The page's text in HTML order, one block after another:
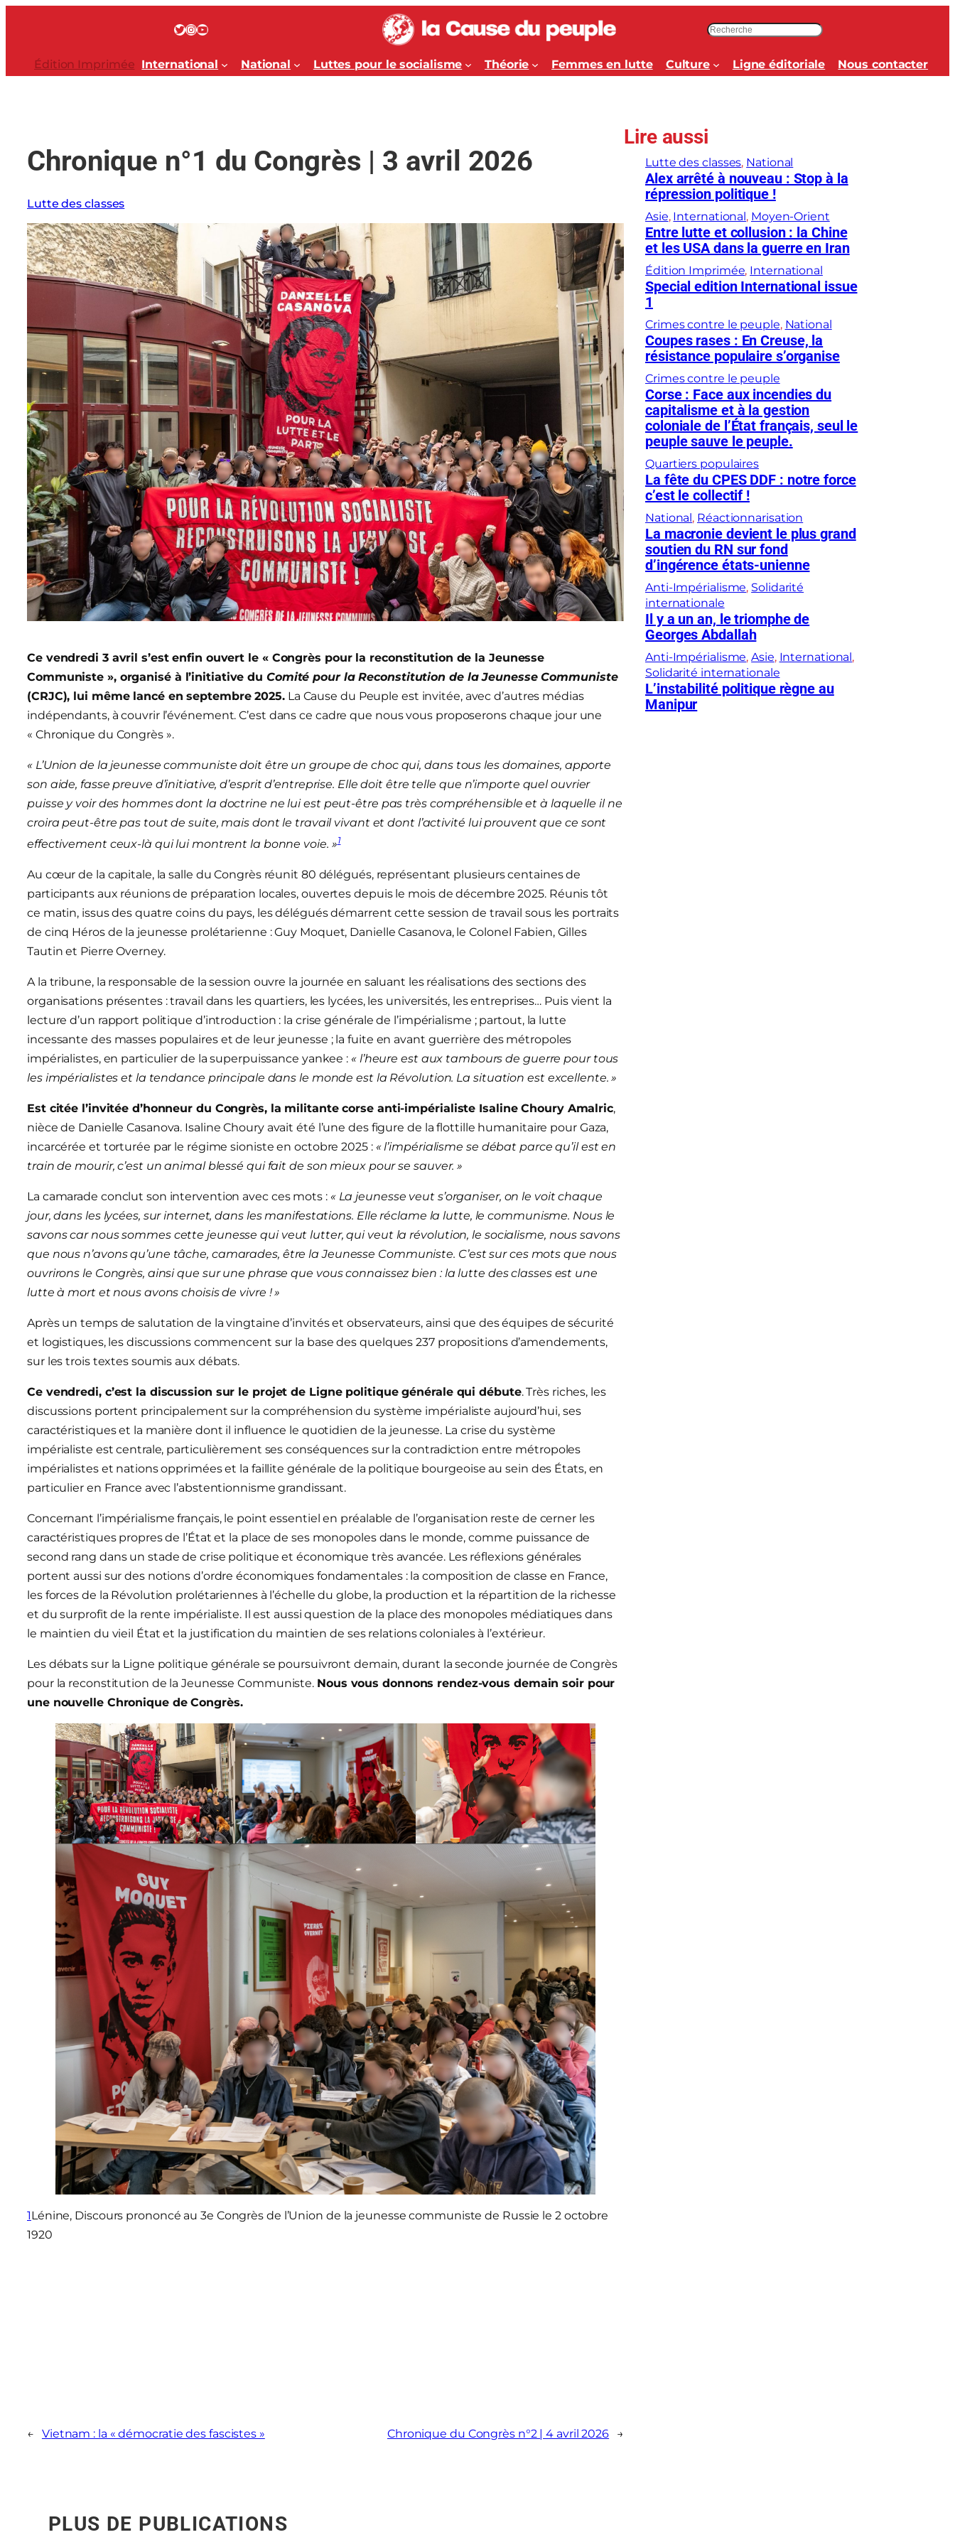
Twitter InstagramYouTube
c
h
h
r
Édition Imprimée International National Luttes pour le socialisme Théorie Femmes en lutte Culture Ligne éditoriale Nous contacter
Chronique n°1 du Congrès | 3 avril 2026
Lutte des classes
Ce vendredi 3 avril s’est enfin ouvert le « Congrès pour la reconstitution de la Jeunesse
Communiste », organisé à l’initiative du Comité pour la Reconstitution de la Jeunesse Communiste
(CRJC), lui même lancé en septembre 2025.La Cause du Peuple est invitée, avec d’autres médias
indépendants, à couvrir l’événement. C’est dans ce cadre que nous vous proposerons chaque jour une
« Chronique du Congrès ».
« L’Union de la jeunesse communiste doit être un groupe de choc qui, dans tous les domaines, apporte
son aide, fasse preuve d’initiative, d’esprit d’entreprise. Elle doit être telle que n’importe quel ouvrier
puisse y voir des hommes dont la doctrine ne lui est peut-être pas très compréhensible et à laquelle il ne
croira peut-être pas tout de suite, mais dont le travail vivant et dont l’activité lui prouvent que ce sont
effectivement ceux-là qui lui montrent la bonne voie. »1
Au cœur de la capitale, la salle du Congrès réunit 80 délégués, représentant plusieurs centaines de
participants aux réunions de préparation locales, ouvertes depuis le mois de décembre 2025. Réunis tôt
ce matin, issus des quatre coins du pays, les délégués démarrent cette session de travail sous les portraits
de cinq Héros de la jeunesse prolétarienne : Guy Moquet, Danielle Casanova, le Colonel Fabien, Gilles
Tautin et Pierre Overney.
A la tribune, la responsable de la session ouvre la journée en saluant les réalisations des sections des
organisations présentes : travail dans les quartiers, les lycées, les universités, les entreprises… Puis vient la
lecture d’un rapport politique d’introduction : la crise générale de l’impérialisme ; partout, la lutte
incessante des masses populaires et de leur jeunesse ; la fuite en avant guerrière des métropoles
impérialistes, en particulier de la superpuissance yankee : « l’heure est aux tambours de guerre pour tous
les impérialistes et la tendance principale dans le monde est la Révolution. La situation est excellente. »
Est citée l’invitée d’honneur du Congrès, la militante corse anti-impérialiste Isaline Choury Amalric,
nièce de Danielle Casanova. Isaline Choury avait été l’une des figure de la flottille humanitaire pour Gaza,
incarcérée et torturée par le régime sioniste en octobre 2025 : « l’impérialisme se débat parce qu’il est en
train de mourir, c’est un animal blessé qui fait de son mieux pour se sauver. »
La camarade conclut son intervention avec ces mots : « La jeunesse veut s’organiser, on le voit chaque
jour, dans les lycées, sur internet, dans les manifestations. Elle réclame la lutte, le communisme. Nous le
savons car nous sommes cette jeunesse qui veut lutter, qui veut la révolution, le socialisme, nous savons
que nous n’avons qu’une tâche, camarades, être la Jeunesse Communiste. C’est sur ces mots que nous
ouvrirons le Congrès, ainsi que sur une phrase que vous connaissez bien : la lutte des classes est une
lutte à mort et nous avons choisis de vivre ! »
Après un temps de salutation de la vingtaine d’invités et observateurs, ainsi que des équipes de sécurité
et logistiques, les discussions commencent sur la base des quelques 237 propositions d’amendements,
sur les trois textes soumis aux débats.
Ce vendredi, c’est la discussion sur le projet de Ligne politique générale qui débute. Très riches, les
discussions portent principalement sur la compréhension du système impérialiste aujourd’hui, ses
caractéristiques et la manière dont il influence le quotidien de la jeunesse. La crise du système
impérialiste est centrale, particulièrement ses conséquences sur la contradiction entre métropoles
impérialistes et nations opprimées et la faillite générale de la politique bourgeoise au sein des États, en
particulier en France avec l’abstentionnisme grandissant.
Concernant l’impérialisme français, le point essentiel en préalable de l’organisation reste de cerner les
caractéristiques propres de l’État et la place de ses monopoles dans le monde, comme puissance de
second rang dans un stade de crise politique et économique très avancée. Les réflexions générales
portent aussi sur des notions d’ordre économiques fondamentales : la composition de classe en France,
les forces de la Révolution prolétariennes à l’échelle du globe, la production et la répartition de la richesse
et du surprofit de la rente impérialiste. Il est aussi question de la place des monopoles médiatiques dans
le maintien du vieil État et la justification du maintien de ses relations coloniales à l’extérieur.
Les débats sur la Ligne politique générale se poursuivront demain, durant la seconde journée de Congrès
pour la reconstitution de la Jeunesse Communiste. Nous vous donnons rendez-vous demain soir pour
une nouvelle Chronique de Congrès.
1Lénine, Discours prononcé au 3e Congrès de l’Union de la jeunesse communiste de Russie le 2 octobre
1920
← Vietnam : la « démocratie des fascistes » Chronique du Congrès n°2 | 4 avril 2026 →
Lire aussi
Lutte des classes, National
Alex arrêté à nouveau : Stop à la
répression politique !
Asie, International, Moyen-Orient
Entre lutte et collusion : la Chine
et les USA dans la guerre en Iran
Édition Imprimée, International
Special edition International issue
1
Crimes contre le peuple, National
Coupes rases : En Creuse, la
résistance populaire s’organise
Crimes contre le peuple
Corse : Face aux incendies du
capitalisme et à la gestion
coloniale de l’État français, seul le
peuple sauve le peuple.
Quartiers populaires
La fête du CPES DDF : notre force
c’est le collectif !
National, Réactionnarisation
La macronie devient le plus grand
soutien du RN sur fond
d’ingérence états-unienne
Anti-Impérialisme, Solidarité
internationale
Il y a un an, le triomphe de
Georges Abdallah
Anti-Impérialisme, Asie, International
Solidarité internationale
L’instabilité politique règne au
Manipur
PLUS DE PUBLICATIONS